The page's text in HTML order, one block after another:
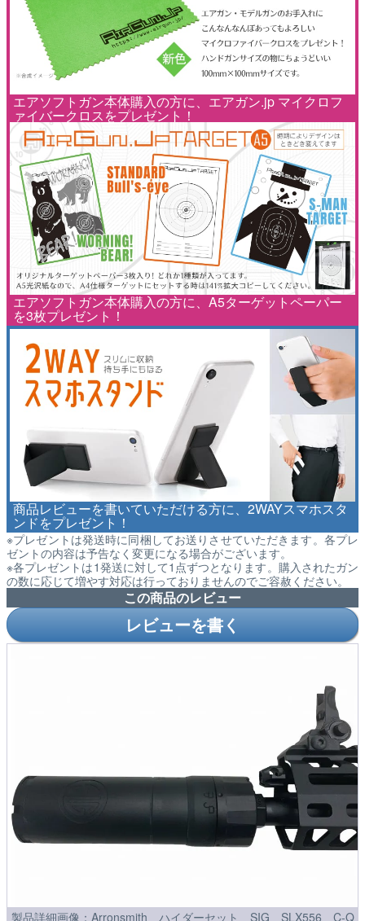
エアソフトガン本体購入の方に、エアガン.jp マイクロフ
ァイバークロスをプレゼント！
エアソフトガン本体購入の方に、A5ターゲットペーパー
を3枚プレゼント！
商品レビューを書いていただける方に、2WAYスマホスタ
ンドをプレゼント！
※プレゼントは発送時に同梱してお送りさせていただきます。各プレ
ゼントの内容は予告なく変更になる場合がございます。
※各プレゼントは1発送に対して1点ずつとなります。購入されたガン
の数に応じて増やす対応は行っておりませんのでご容赦ください。
この商品のレビュー
レビューを書く
製品詳細画像：Arronsmith ハイダーセット SIG SLX556 C-Q